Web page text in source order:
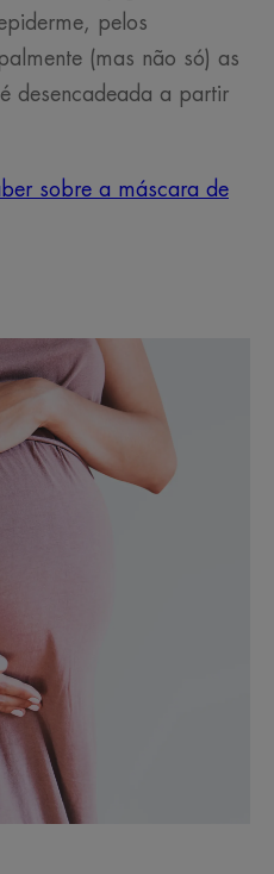
pelos
(mas não só) as
desencadeada a partir
sobre a máscara de